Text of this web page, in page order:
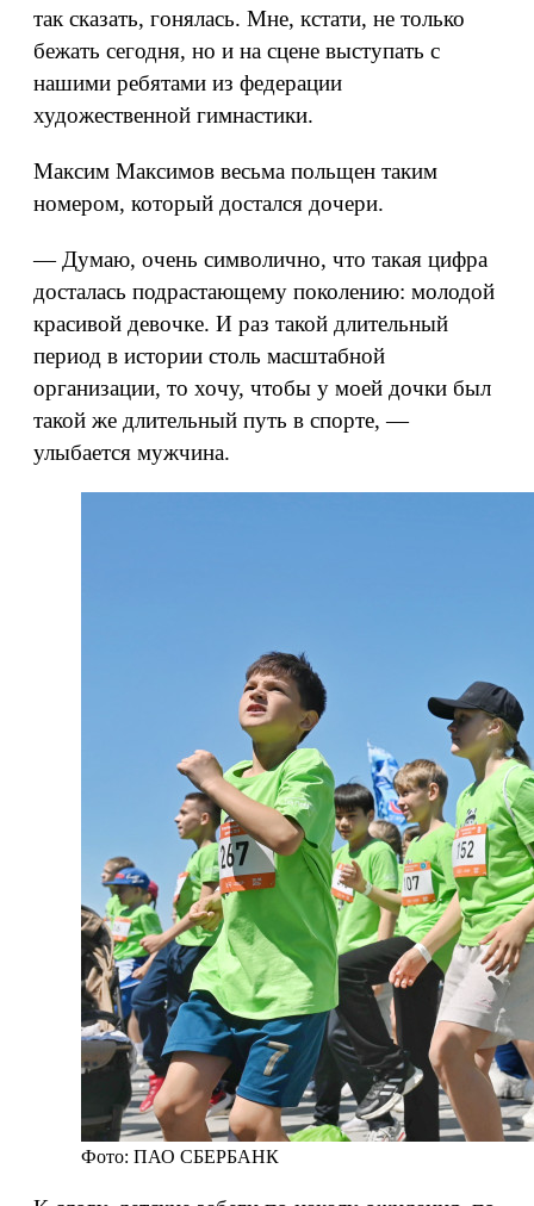
так сказать, гонялась. Мне, кстати, не только
бежать сегодня, но и на сцене выступать с
нашими ребятами из федерации
художественной гимнастики.
Максим Максимов весьма польщен таким
номером, который достался дочери.
— Думаю, очень символично, что такая цифра
досталась подрастающему поколению: молодой
красивой девочке. И раз такой длительный
период в истории столь масштабной
организации, то хочу, чтобы у моей дочки был
такой же длительный путь в спорте, —
улыбается мужчина.
Фото: ПАО СБЕРБАНК